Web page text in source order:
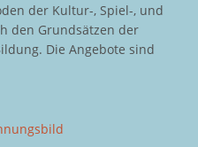
der Kultur-, Spiel-, und
den Grundsätzen der
Die Angebote sind